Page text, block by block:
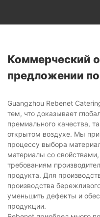
Коммерческий
предложении
Guangzhou Rebenet
тем, что доказывает
премиального качества,
открытом воздухе. Мы
процессу выбора
материалы со
требованиям
продукта. Для
производства
уменьшить дефекты и
продукции.